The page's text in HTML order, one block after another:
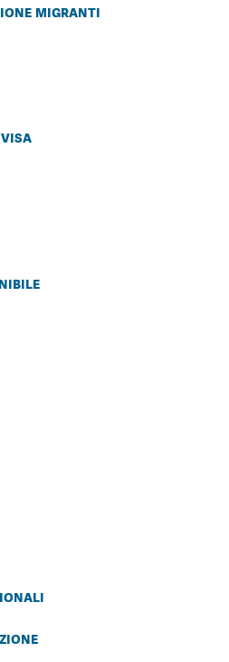
migranti